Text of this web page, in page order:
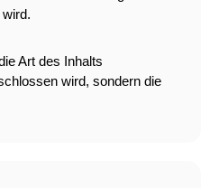
Art des Inhalts
wird, sondern die